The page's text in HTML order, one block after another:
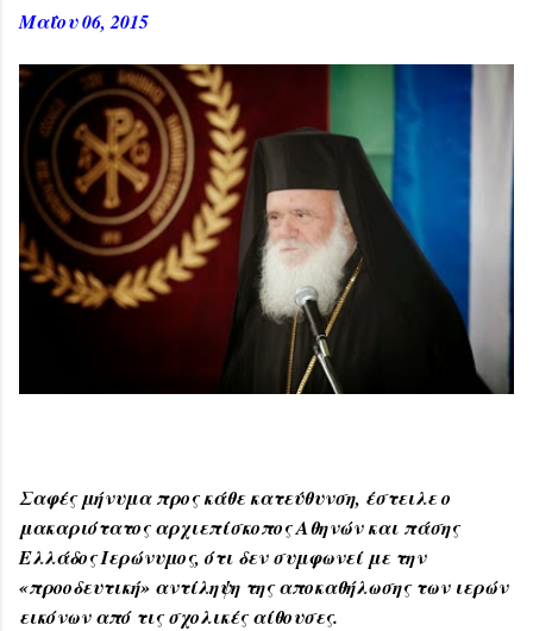
Μαΐου 06, 2015
Σαφές μήνυμα προς κάθε κατεύθυνση, έστειλε ο
μακαριότατος αρχιεπίσκοπος Αθηνών και πάσης
Ελλάδος Ιερώνυμος, ότι δεν συμφωνεί με την
«προοδευτική» αντίληψη της αποκαθήλωσης των ιερών
εικόνων από τις σχολικές αίθουσες.